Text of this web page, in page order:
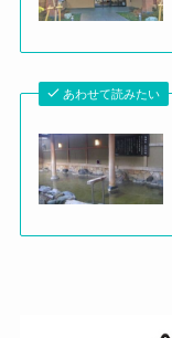
あわせて読みたい